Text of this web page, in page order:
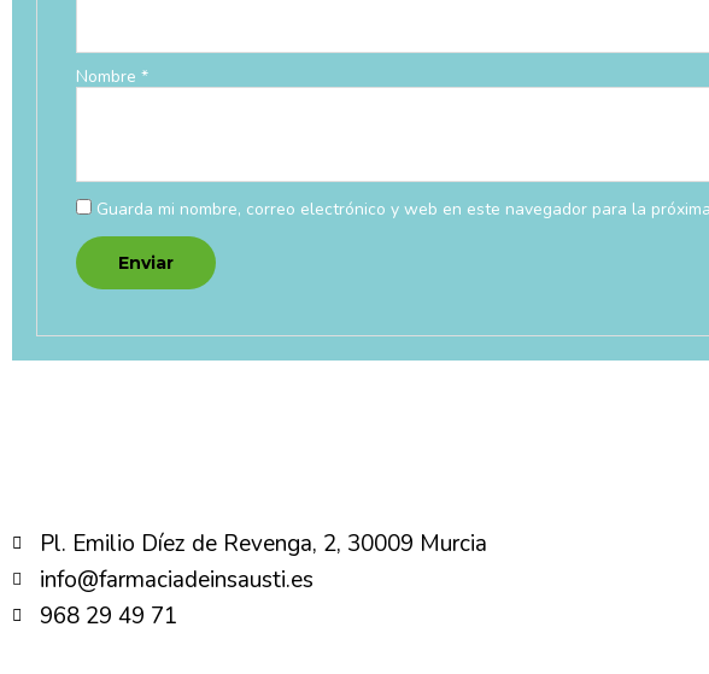
Nombre *
Guarda mi nombre, correo electrónico y web en este navegador para la
Pl. Emilio Díez de Revenga, 2, 30009 Murcia
info@farmaciadeinsausti.es
968 29 49 71